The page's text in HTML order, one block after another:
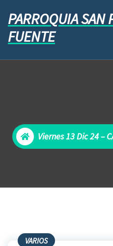
PARROQUIA SAN
FUENTE
Viernes 13 Dic 24 –
VARIOS